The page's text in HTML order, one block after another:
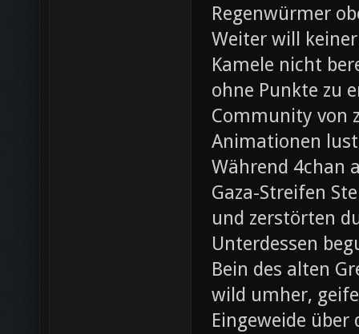
Regenwürmer
Weiter will
Kamele nicht
ohne Punkte zu
Community von
Animationen
Während 4chan
Gaza-Streifen
und zerstörten
Unterdessen
Bein des alten
wild umher,
Eingeweide